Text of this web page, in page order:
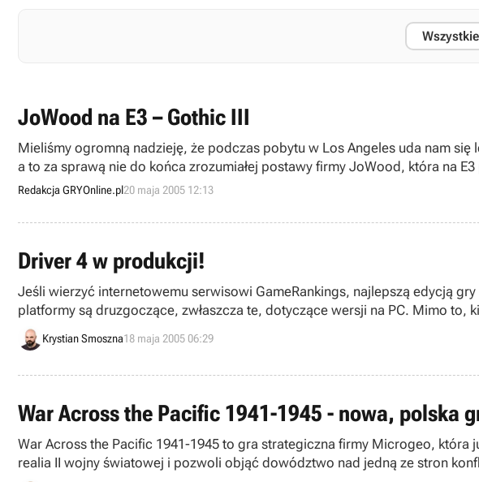
JoWood na E3 – Gothic III
Mieliśmy ogromną nadzieję, że podczas pobytu w Los Angeles uda nam
a to za sprawą nie do końca zrozumiałej postawy firmy JoWood, która na
wciąż w fazie intensywnej produkcji, ale zawód jednak był. Duży.
Redakcja GRYOnline.pl20 maja 2005 12:13
Driver 4 w produkcji!
Jeśli wierzyć internetowemu serwisowi GameRankings, najlepszą edycją
platformy są druzgoczące, zwłaszcza te, dotyczące wersji na PC. Mimo to, kiepskie recenzje najwyraźniej nie przeszkadzają szefom koncernu, o czym najlepiej świadczy ta
wiadomość. Mówiąc krótko: „czwarty” Driver został oficjalnie zapowiedziany
Krystian Smoszna18 maja 2005 06:29
War Across the Pacific 1941-1945 - nowa, polska
War Across the Pacific 1941-1945 to gra strategiczna firmy Microgeo,
realia II wojny światowej i pozwoli objąć dowództwo nad jedną ze stron